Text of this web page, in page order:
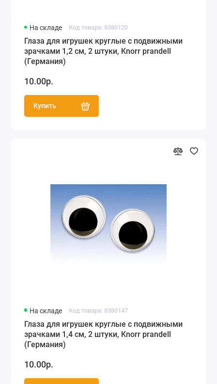
На складе Код товара: 8380120
Глаза для игрушек круглые с подвижными
зрачками 1,2 см, 2 штуки, Knorr prandell
(Германия)
10.00р.
Купить
На складе Код товара: 8380147
Глаза для игрушек круглые с подвижными
зрачками 1,4 см, 2 штуки, Knorr prandell
(Германия)
10.00р.